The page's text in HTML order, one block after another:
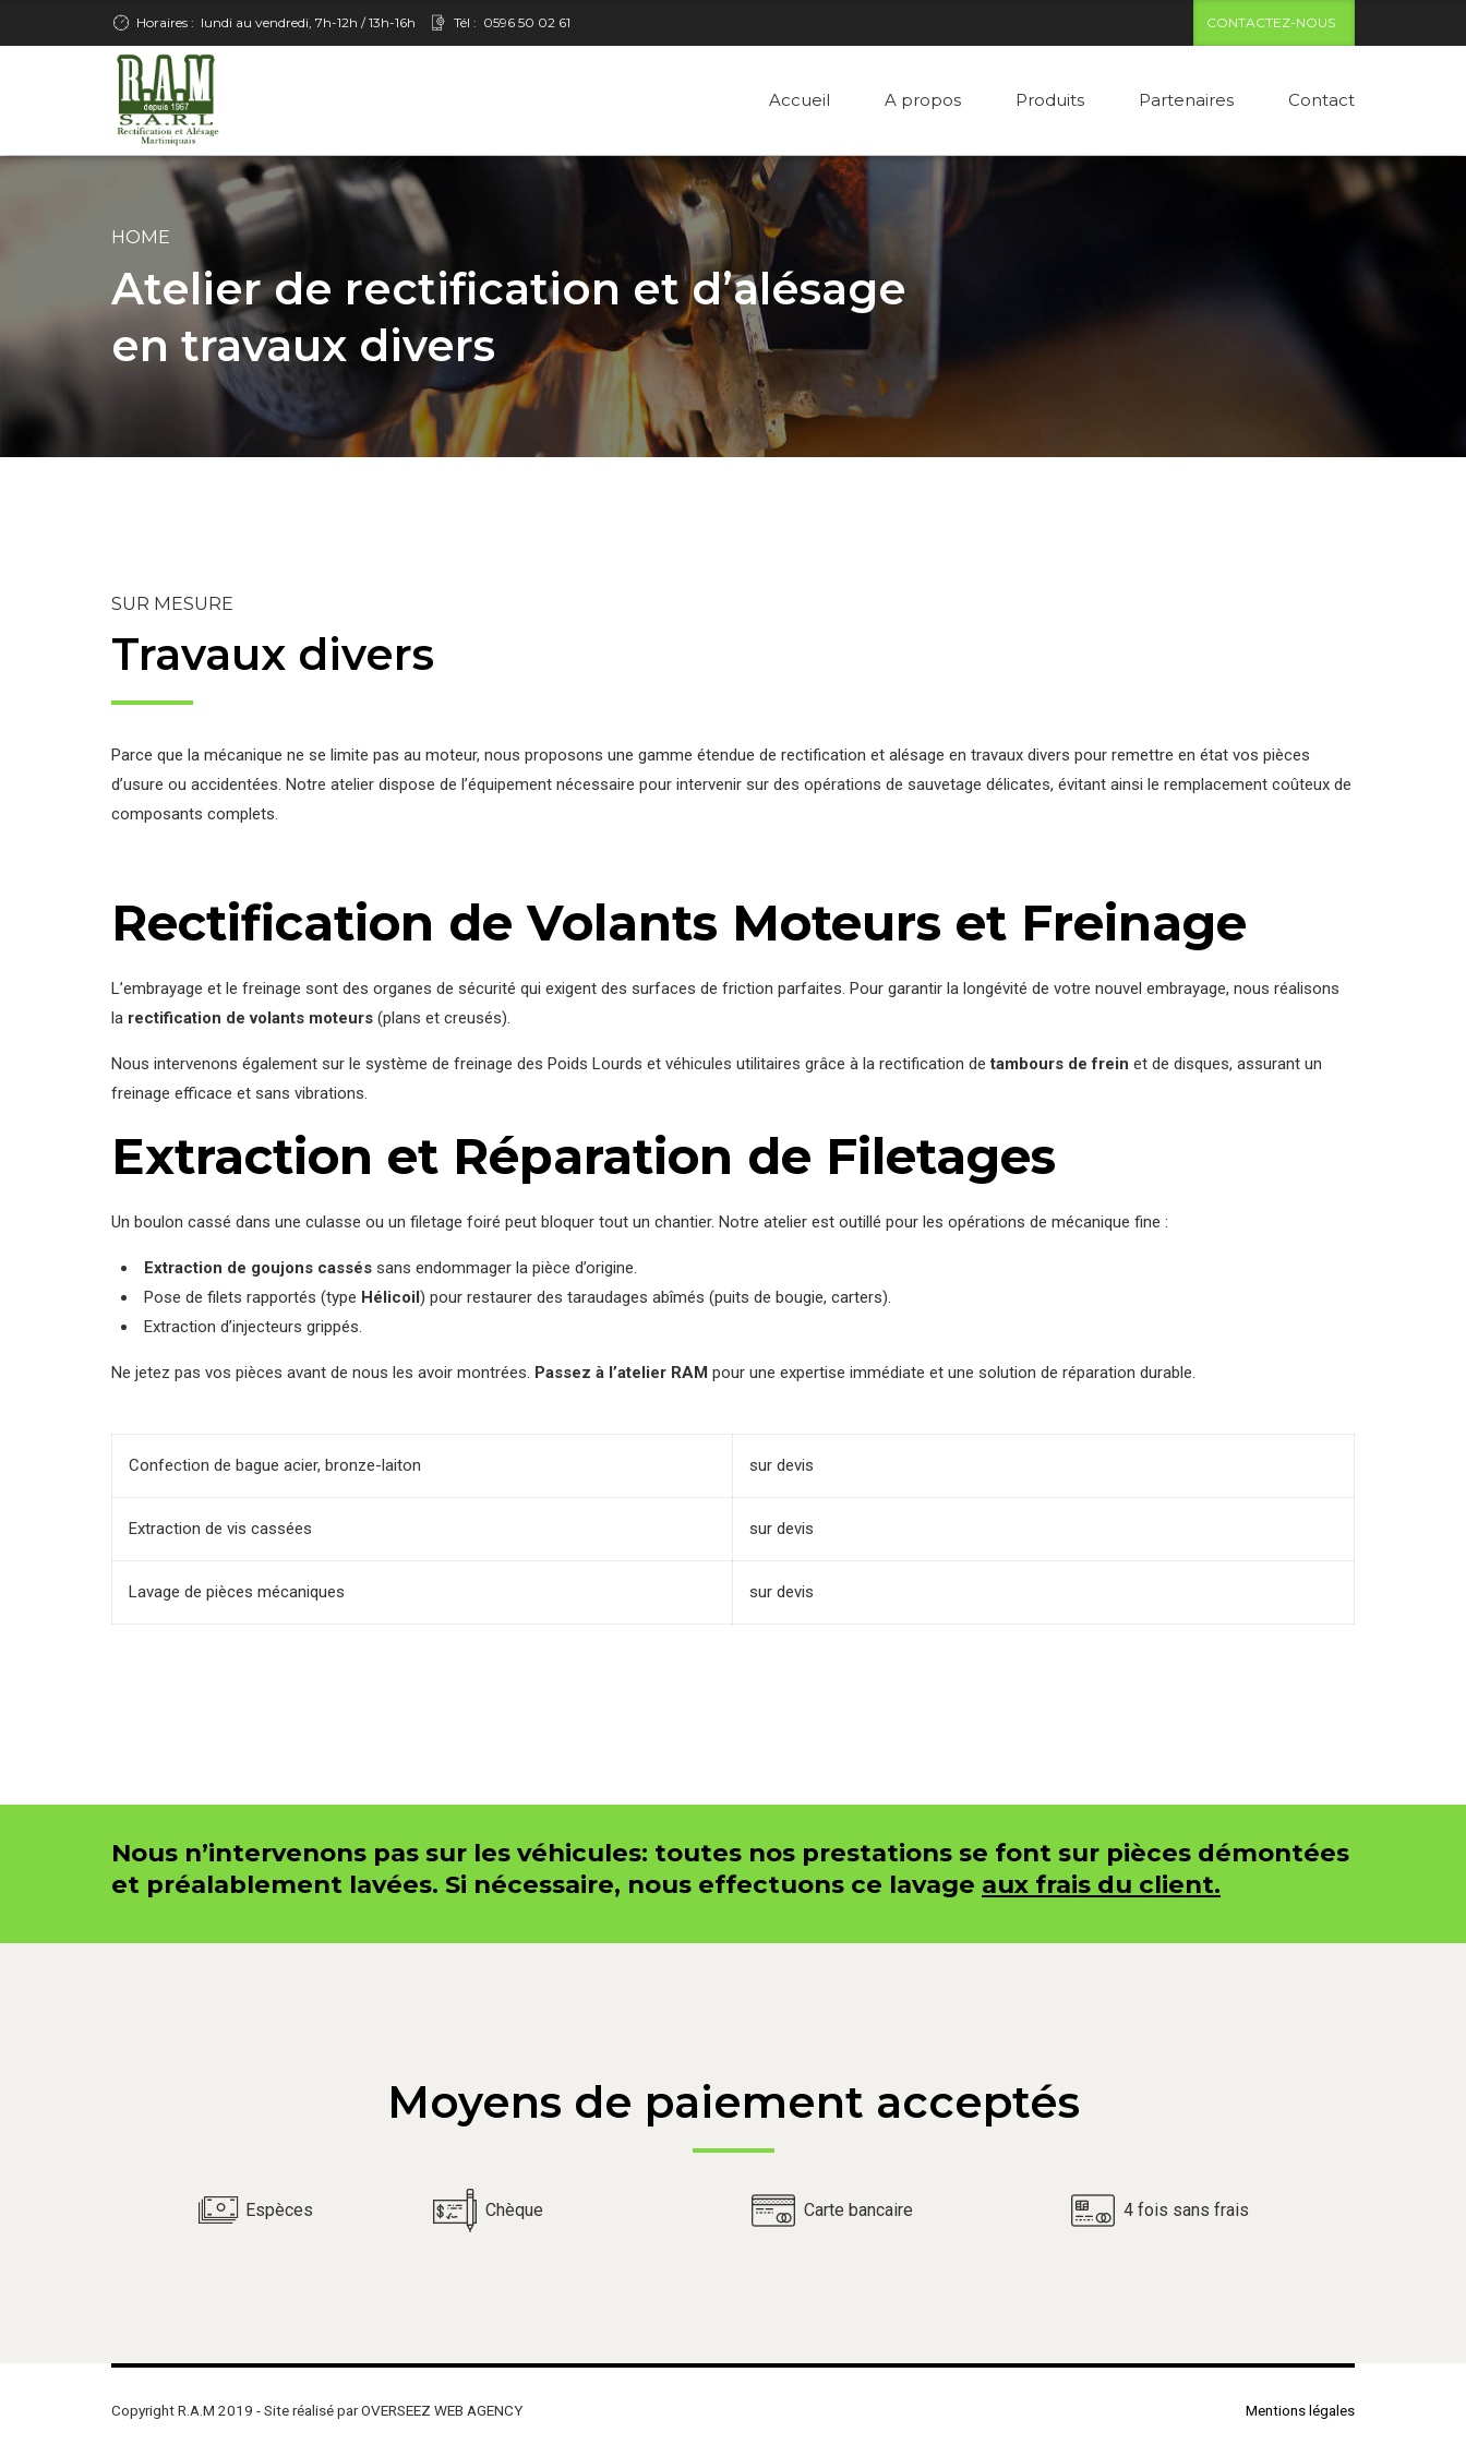
Horaires : lundi au vendredi, 7h-12h / 13h-16h Tél : 0596 50 02 61 CONTACTEZ-NOUS
Accueil A propos Produits Partenaires Contact
HOME
Atelier de rectification et d’alésage
en travaux divers
SUR MESURE
Travaux divers
Parce que la mécanique ne se limite pas au moteur, nous proposons une gamme étendue de rectification et alésage en travaux divers pour remettre en état vos pièces
d’usure ou accidentées. Notre atelier dispose de l’équipement nécessaire pour intervenir sur des opérations de sauvetage délicates, évitant ainsi le remplacement coûteux de
composants complets.
Rectification de Volants Moteurs et Freinage
L’embrayage et le freinage sont des organes de sécurité qui exigent des surfaces de friction parfaites. Pour garantir la longévité de votre nouvel embrayage, nous réalisons
la rectification de volants moteurs (plans et creusés).
Nous intervenons également sur le système de freinage des Poids Lourds et véhicules utilitaires grâce à la rectification detambours de frein et de disques, assurant un
freinage efficace et sans vibrations.
Extraction et Réparation de Filetages
Un boulon cassé dans une culasse ou un filetage foiré peut bloquer tout un chantier. Notre atelier est outillé pour les opérations de mécanique fine :
Extraction de goujons cassés sans endommager la pièce d’origine.
Pose de filets rapportés (type Hélicoil) pour restaurer des taraudages abîmés (puits de bougie, carters).
Extraction d’injecteurs grippés.
Ne jetez pas vos pièces avant de nous les avoir montrées. Passez à l’atelier RAM pour une expertise immédiate et une solution de réparation durable.
Confection de bague acier, bronze-laiton sur devis
Extraction de vis cassées sur devis
Lavage de pièces mécaniques sur devis
Nous n’intervenons pas sur les véhicules: toutes nos prestations se font sur pièces démontées
et préalablement lavées. Si nécessaire, nous effectuons ce lavage aux frais du client.
Moyens de paiement acceptés
Espèces Chèque Carte bancaire 4 fois sans frais
Copyright R.A.M 2019 - Site réalisé par OVERSEEZ WEB AGENCY Mentions légales